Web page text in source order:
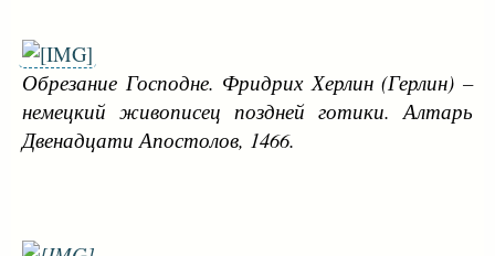
Обрезание Господне. Фридрих Херлин (Герлин) –
немецкий живописец поздней готики. Алтарь
Двенадцати Апостолов, 1466.